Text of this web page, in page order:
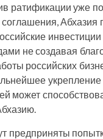
ратификации уже
не создавая
российских
укрепление
может
предприняты